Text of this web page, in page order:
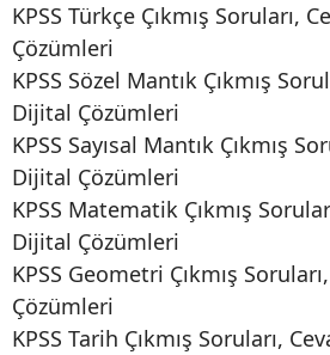
KPSS Türkçe Çıkmış Soruları,
Çözümleri
KPSS Sözel Mantık Çıkmış
Dijital Çözümleri
KPSS Sayısal Mantık Çıkmış
Dijital Çözümleri
KPSS Matematik Çıkmış
Dijital Çözümleri
KPSS Geometri Çıkmış
Çözümleri
KPSS Tarih Çıkmış Soruları,